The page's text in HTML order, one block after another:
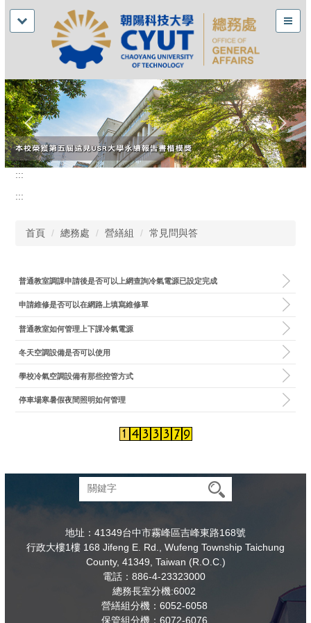
:::
:::
首頁 總務處 營繕組 常見問與答
普通教室調課申請後是否可以上網查詢冷氣電源已設定完成
申請維修是否可以在網路上填寫維修單
普通教室如何管理上下課冷氣電源
冬天空調設備是否可以使用
學校冷氣空調設備有那些控管方式
停車場寒暑假夜間照明如何管理
地址：41349台中市霧峰區吉峰東路168號
行政大樓1樓 168 Jifeng E. Rd., Wufeng Township Taichung
County, 41349, Taiwan (R.O.C.)
電話：886-4-23323000
總務長室分機:6002
營繕組分機：6052-6058
保管組分機：6072-6076